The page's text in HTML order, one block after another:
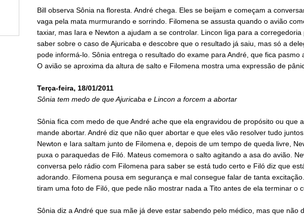
Bill observa Sônia na floresta. André chega. Eles se beijam e começam a
vaga pela mata murmurando e sorrindo. Filomena se assusta quando o avião
taxiar, mas Iara e Newton a ajudam a se controlar. Lincon liga para a corregedoria
saber sobre o caso de Ajuricaba e descobre que o resultado já saiu, mas só a
pode informá-lo. Sônia entrega o resultado do exame para André, que fica pasmo
O avião se aproxima da altura de salto e Filomena mostra uma expressão de
Terça-feira, 18/01/2011
Sônia tem medo de que Ajuricaba e Lincon a forcem a abortar
Sônia fica com medo de que André ache que ela engravidou de propósito ou que a
mande abortar. André diz que não quer abortar e que eles vão resolver tudo juntos.
Newton e Iara saltam junto de Filomena e, depois de um tempo de queda livre,
puxa o paraquedas de Filó. Mateus comemora o salto agitando a asa do avião.
conversa pelo rádio com Filomena para saber se está tudo certo e Filó diz que
adorando. Filomena pousa em segurança e mal consegue falar de tanta
tiram uma foto de Filó, que pede não mostrar nada a Tito antes de ela terminar o
Sônia diz a André que sua mãe já deve estar sabendo pelo médico, mas que não